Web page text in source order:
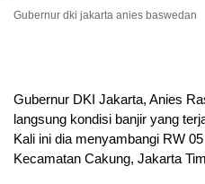
Gubernur dki jakarta anies baswedan
Gubernur DKI Jakarta, Anies
langsung kondisi banjir yang
Kali ini dia menyambangi RW
Kecamatan Cakung, Jakarta